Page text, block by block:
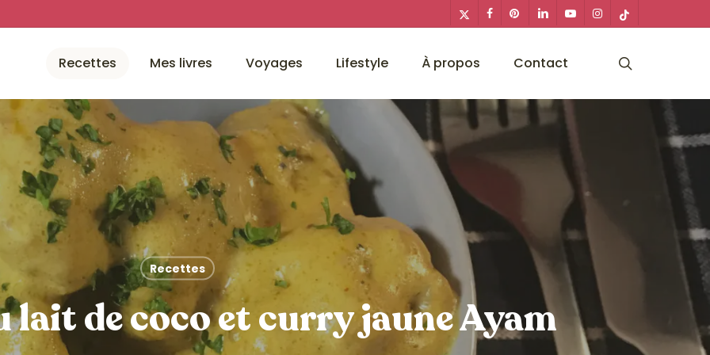
x-
twitter
facebookpinterestlinkedinyoutubeinstagram
tiktok
Recettes Mes livres Voyages Lifestyle À propos Contact
Recettes
lait de coco et curry jaune Ayam